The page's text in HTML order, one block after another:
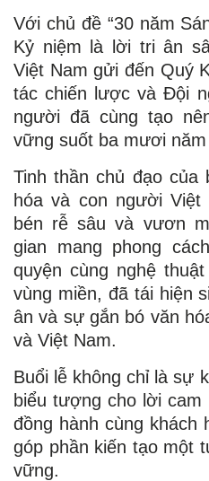
Với chủ đề “30 năm
Kỷ niệm là lời tri ân
Việt Nam gửi đến Quý
tác chiến lược và Đội
người đã cùng tạo
vững suốt ba mươi năm
Tinh thần chủ đạo của
hóa và con người
bén rễ sâu và vươn
gian mang phong
quyện cùng nghệ
vùng miền, đã tái hiện
ân và sự gắn bó văn
và Việt Nam.
Buổi lễ không chỉ là sự
biểu tượng cho lời
đồng hành cùng khách
góp phần kiến tạo một
vững.